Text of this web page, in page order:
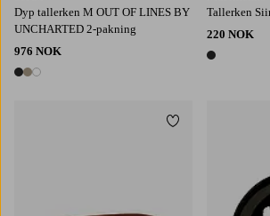
Dyp tallerken M OUT OF LINES BY
UNCHARTED 2-pakning
976 NOK
3 farger
Tallerken
220 NOK
1 farge
Legg til favoritter